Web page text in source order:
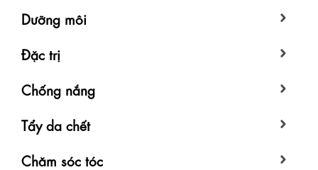
Dưỡng môi
Đặc trị
Chống nắng
Tẩy da chết
Chăm sóc tóc